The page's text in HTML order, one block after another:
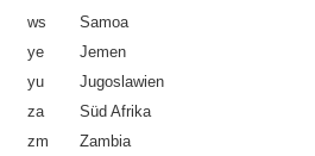
ws
Samoa
ye
Jemen
yu
Jugoslawien
za
Süd Afrika
zm
Zambia